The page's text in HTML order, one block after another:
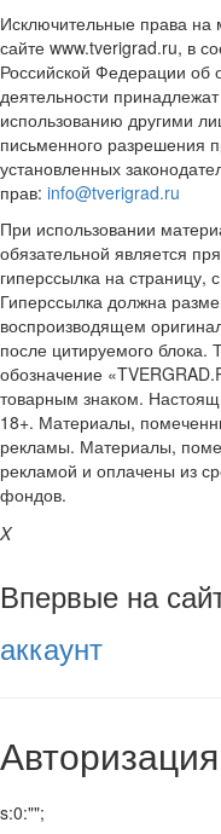
Исключительные права
сайте www.tverigrad.ru, в
Российской Федерации об
деятельности
использованию другими
письменного разрешения
установленных
прав: info@tverigrad.ru
При использовании
обязательной является
гиперссылка на страницу,
Гиперссылка должна
воспроизводящем
после цитируемого блока.
обозначение
товарным знаком.
18+. Материалы,
рекламы. Материалы,
рекламой и оплачены из
фондов.
X
Впервые на
аккаунт
Авторизация
s:0:"";